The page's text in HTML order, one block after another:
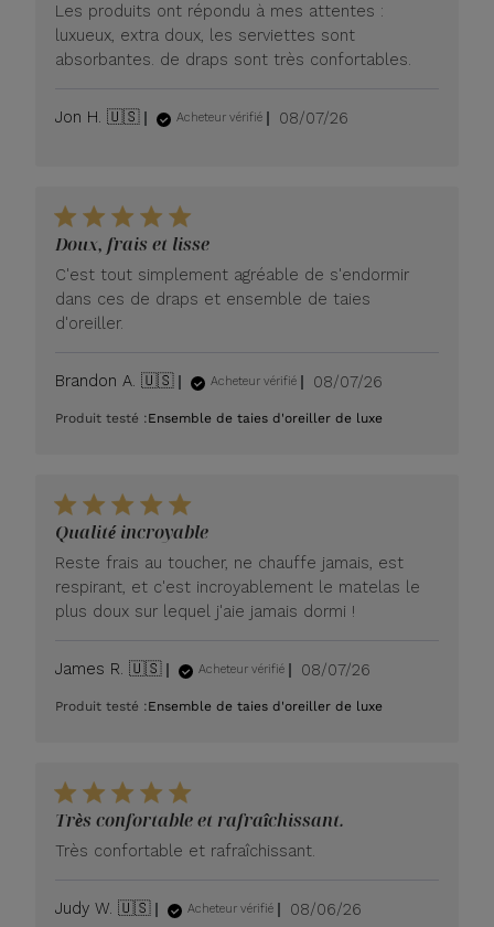
Les produits ont répondu à mes attentes :
luxueux, extra doux, les serviettes sont
absorbantes. de draps sont très confortables.
Jon H. 🇺🇸 Acheteur vérifié
Date
08/07/26
Doux, frais et lisse
C'est tout simplement agréable de s'endormir
dans ces de draps et ensemble de taies
d'oreiller.
Brandon A. 🇺🇸 Acheteur vérifié
Date
publication
08/07/26
Produit testé :Ensemble de taies d'oreiller de luxe
Qualité incroyable
Reste frais au toucher, ne chauffe jamais, est
respirant, et c'est incroyablement le matelas le
plus doux sur lequel j'aie jamais dormi !
James R. 🇺🇸 Acheteur vérifié
Date
publication
08/07/26
Produit testé :Ensemble de taies d'oreiller de luxe
Très confortable et rafraîchissant.
Très confortable et rafraîchissant.
Judy W. 🇺🇸 Acheteur vérifié
Date
08/06/26